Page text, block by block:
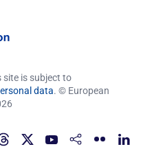
is subject to
data. © European